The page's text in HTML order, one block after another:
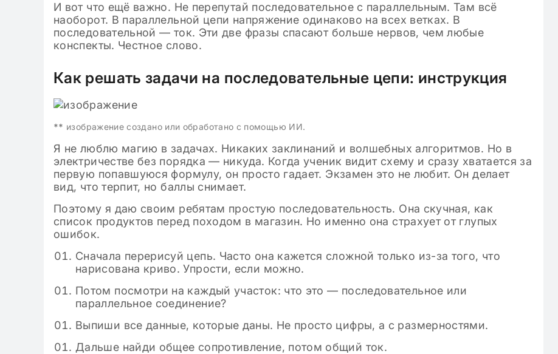
И вот что ещё важно. Не перепутай последовательное с параллельным. Там всё
наоборот. В параллельной цепи напряжение одинаково на всех ветках. В
последовательной — ток. Эти две фразы спасают больше нервов, чем любые
конспекты. Честное слово.
Как решать задачи на последовательные цепи: инструкция
** изображение создано или обработано с помощью ИИ.
Я не люблю магию в задачах. Никаких заклинаний и волшебных алгоритмов. Но в
электричестве без порядка — никуда. Когда ученик видит схему и сразу хватается за
первую попавшуюся формулу, он просто гадает. Экзамен это не любит. Он делает
вид, что терпит, но баллы снимает.
Поэтому я даю своим ребятам простую последовательность. Она скучная, как
список продуктов перед походом в магазин. Но именно она страхует от глупых
ошибок.
Сначала перерисуй цепь. Часто она кажется сложной только из-за того, что
нарисована криво. Упрости, если можно.
Потом посмотри на каждый участок: что это — последовательное или
параллельное соединение?
Выпиши все данные, которые даны. Не просто цифры, а с размерностями.
Дальше найди общее сопротивление, потом общий ток.